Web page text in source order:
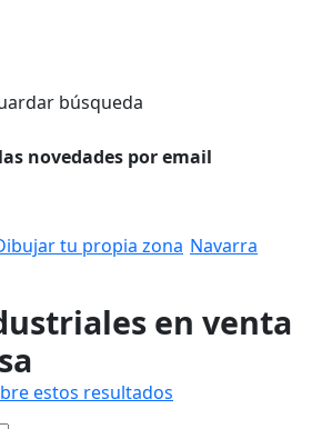
búsqueda
novedades por email
tu propia zona Navarra
en venta
estos resultados